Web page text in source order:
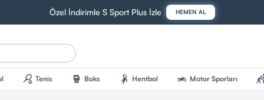
Özel İndirimle S Sport Plus İzle HEMEN AL
sports_tennis Tenis sports_mma Boks sports_handball Hentbol two_wheeler Motor Sporları